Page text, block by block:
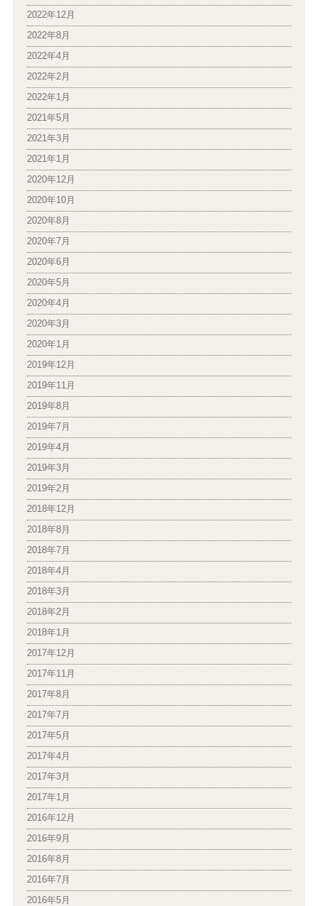
2022年12月
2022年8月
2022年4月
2022年2月
2022年1月
2021年5月
2021年3月
2021年1月
2020年12月
2020年10月
2020年8月
2020年7月
2020年6月
2020年5月
2020年4月
2020年3月
2020年1月
2019年12月
2019年11月
2019年8月
2019年7月
2019年4月
2019年3月
2019年2月
2018年12月
2018年8月
2018年7月
2018年4月
2018年3月
2018年2月
2018年1月
2017年12月
2017年11月
2017年8月
2017年7月
2017年5月
2017年4月
2017年3月
2017年1月
2016年12月
2016年9月
2016年8月
2016年7月
2016年5月